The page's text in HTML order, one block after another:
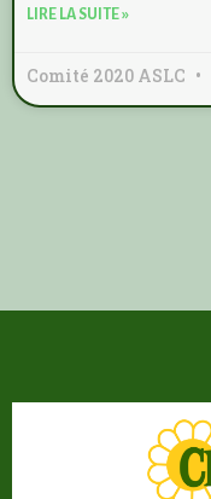
LIRE LA SUITE »
Comité 2020 ASLC